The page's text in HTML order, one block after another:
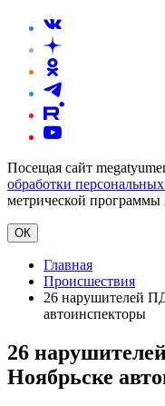
Посещая сайт
обработки
метрической
ОК
Главная
Происшествия
26 нарушителей
автоинспекторы
26
Ноябрьске